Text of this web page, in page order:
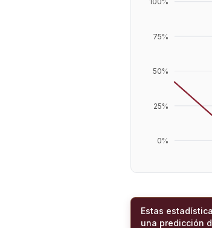
0%
25%
50%
75%
100%
Estas
una predicción